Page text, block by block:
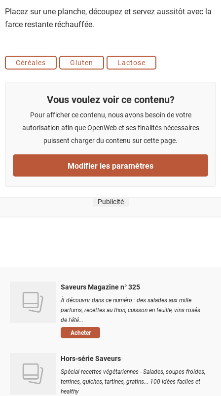
Placez sur une planche, découpez et servez aussitôt avec la
farce restante réchauffée.
Céréales Gluten Lactose
Vous voulez voir ce contenu?
Pour afficher ce contenu, nous avons besoin de votre
autorisation afin que OpenWeb et ses finalités nécessaires
puissent charger du contenu sur cette page.
Modifier les paramètres
Publicité
Saveurs Magazine n° 325
À découvrir dans ce numéro : des salades aux mille
parfums, recettes au thon, cuisson en feuille, vins rosés
de l'été...
Acheter
Hors-série Saveurs
Spécial recettes végétariennes - Salades, soupes froides,
terrines, quiches, tartines, gratins... 100 idées faciles et
healthy